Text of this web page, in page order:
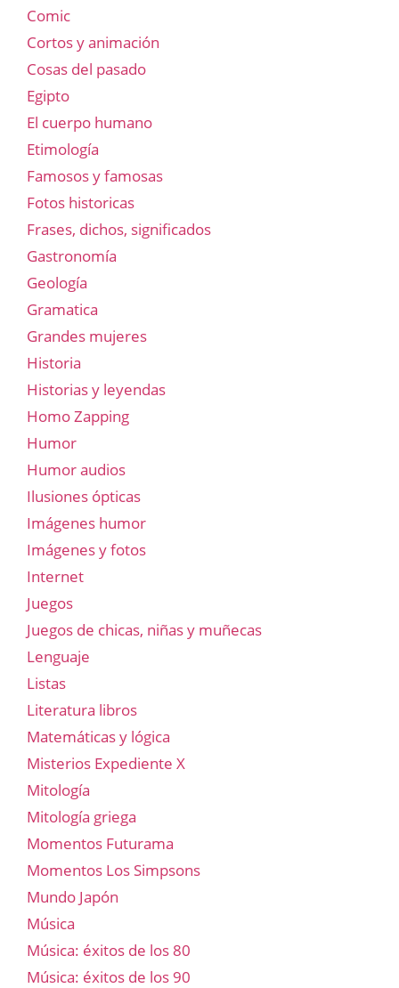
Comic
Cortos y animación
Cosas del pasado
Egipto
El cuerpo humano
Etimología
Famosos y famosas
Fotos historicas
Frases, dichos, significados
Gastronomía
Geología
Gramatica
Grandes mujeres
Historia
Historias y leyendas
Homo Zapping
Humor
Humor audios
Ilusiones ópticas
Imágenes humor
Imágenes y fotos
Internet
Juegos
Juegos de chicas, niñas y muñecas
Lenguaje
Listas
Literatura libros
Matemáticas y lógica
Misterios Expediente X
Mitología
Mitología griega
Momentos Futurama
Momentos Los Simpsons
Mundo Japón
Música
Música: éxitos de los 80
Música: éxitos de los 90